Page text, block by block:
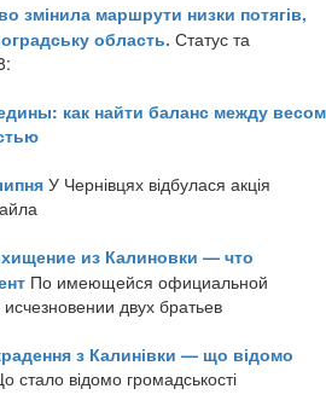
змінила маршрути низки потягів,
область. Статус та
как найти баланс между весом
У Чернівцях відбулася акція
из Калиновки — что
По имеющейся официальной
двух братьев
з Калинівки — що відомо
стало відомо громадськості